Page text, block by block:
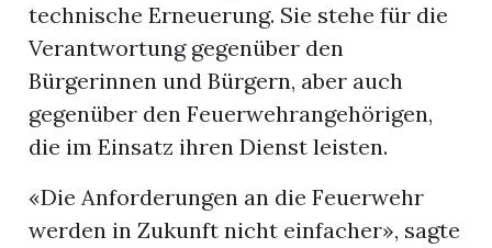
technische Erneuerung. Sie stehe für die
Verantwortung gegenüber den
Bürgerinnen und Bürgern, aber auch
gegenüber den Feuerwehrangehörigen,
die im Einsatz ihren Dienst leisten.
«Die Anforderungen an die Feuerwehr
werden in Zukunft nicht einfacher», sagte